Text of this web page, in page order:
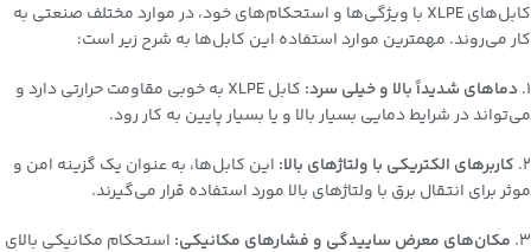
کابل‌های XLPE با ویژگی‌ها و استحکام‌های خود، در موارد مختلف صنعتی به
کار می‌روند. مهمترین موارد استفاده این کابل‌ها به شرح زیر است:
1. دماهای شدیداً بالا و خیلی سرد:
کابل XLPE به خوبی مقاومت حرارتی دارد و
می‌تواند در شرایط دمایی بسیار بالا و یا بسیار پایین به کار رود.
2. کاربرهای الکتریکی با ولتاژهای بالا: این کابل‌ها، به عنوان یک گزینه امن و
موثر برای انتقال برق با ولتاژهای بالا مورد استفاده قرار می‌گیرند.
3. مکان‌های معرض ساییدگی و فشارهای مکانیکی: استحکام مکانیکی بالای